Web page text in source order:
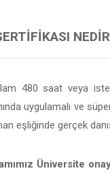
480 saat veya
uygulamalı ve
eşliğinde gerçek
Üniversite